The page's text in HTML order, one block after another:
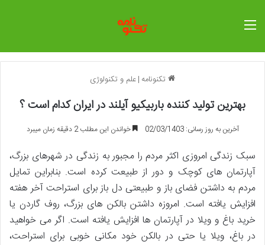
تکنونامه |علم و تکنولوژی
بهترین تولید کننده باربیکیو آیلند در ایران کدام است ؟
آخرین به روز رسانی: 02/03/1403 خواندن این مطلب 2 دقیقه زمان میبرد
سبک زندگی امروزی اکثر مردم را مجبور به زندگی در شهرهای بزرگ،
آپارتمان های کوچک و دور از طبیعت کرده است. بنابراین تمایل
مردم به داشتن فضای باز و طبیعتی دل باز برای استراحت آخر هفته
افزایش یافته است. امروزه داشتن بالکن های بزرگ، روف گاردن یا
خرید باغ و ویلا در آپارتمان ها افزایش یافته است. اگر می خواهید
در باغ، ویلا یا حتی در بالکن خود مکانی خوبی برای استراحت،